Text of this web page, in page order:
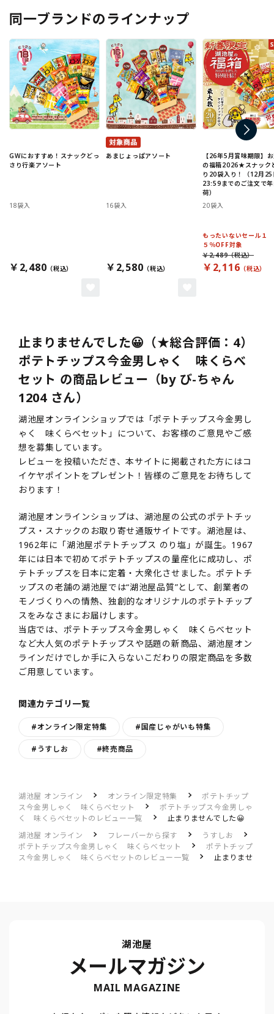
同一ブランドのラインナップ
GWにおすすめ！スナックどっ
さり行楽アソート
18袋入
￥2,480
あまじょっぱアソート
16袋入
￥2,580
【26年5月賞味期限】
の福箱2026★スナック
り20袋入り！（12月25
23:59までのご注文で
荷）
20袋入
もったいないセール１
５％OFF対象
￥2,116
￥2,489
止まりませんでした😀（★総合評価：4）
ポテトチップス今金男しゃく 味くらべ
セット の商品レビュー（by び-ちゃん
1204 さん）
湖池屋オンラインショップでは「ポテトチップス今金男し
ゃく 味くらべセット」について、お客様のご意見やご感
想を募集しています。
レビューを投稿いただき、本サイトに掲載された方にはコ
イケヤポイントをプレゼント！皆様のご意見をお待ちして
おります！
湖池屋オンラインショップは、湖池屋の公式のポテトチッ
プス・スナックのお取り寄せ通販サイトです。湖池屋は、
1962年に「湖池屋ポテトチップス のり塩」が誕生。1967
年には日本で初めてポテトチップスの量産化に成功し、ポ
テトチップスを日本に定着・大衆化させました。ポテトチ
ップスの老舗の湖池屋では“湖池屋品質”として、創業者の
モノづくりへの情熱、独創的なオリジナルのポテトチップ
スをみなさまにお届けします。
当店では、ポテトチップス今金男しゃく 味くらべセット
など大人気のポテトチップスや話題の新商品、湖池屋オン
ラインだけでしか手に入らないこだわりの限定商品を多数
ご用意しています。
関連カテゴリ一覧
#オンライン限定特集 #国産じゃがいも特集
#うすしお #終売商品
湖池屋 オンライン オンライン限定特集
ポテトチップ
ス今金男しゃく 味くらべセット
ポテトチップス今金男しゃ
く 味くらべセットのレビュー一覧
止まりませんでした😀
湖池屋 オンライン
フレーバーから探す
うすしお
ポテトチップス今金男しゃく 味くらべセット
ポテトチップ
ス今金男しゃく 味くらべセットのレビュー一覧
止まりませ
湖池屋
メールマガジン
MAIL MAGAZINE